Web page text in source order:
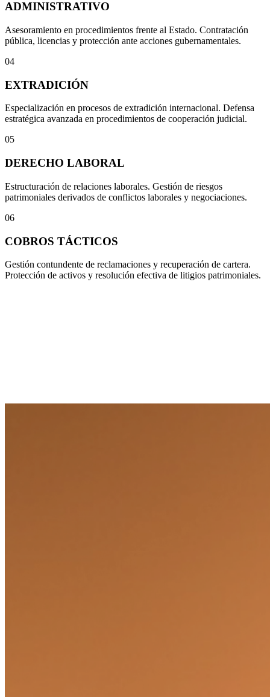
ADMINISTRATIVO
Asesoramiento en procedimientos frente al Estado. Contratación
pública, licencias y protección ante acciones gubernamentales.
04
EXTRADICIÓN
Especialización en procesos de extradición internacional. Defensa
estratégica avanzada en procedimientos de cooperación judicial.
05
DERECHO LABORAL
Estructuración de relaciones laborales. Gestión de riesgos
patrimoniales derivados de conflictos laborales y negociaciones.
06
COBROS TÁCTICOS
Gestión contundente de reclamaciones y recuperación de cartera.
Protección de activos y resolución efectiva de litigios patrimoniales.